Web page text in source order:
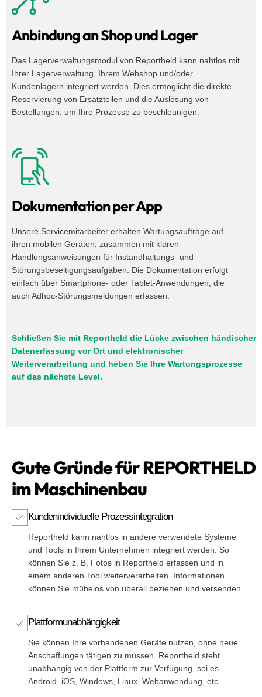
Anbindung an Shop und Lager
Das Lagerverwaltungsmodul von Reportheld kann nahtlos mit
Ihrer Lagerverwaltung, Ihrem Webshop und/oder
Kundenlagern integriert werden. Dies ermöglicht die direkte
Reservierung von Ersatzteilen und die Auslösung von
Bestellungen, um Ihre Prozesse zu beschleunigen.
Dokumentation per App
Unsere Servicemitarbeiter erhalten Wartungsaufträge auf
ihren mobilen Geräten, zusammen mit klaren
Handlungsanweisungen für Instandhaltungs- und
Störungsbeseitigungsaufgaben. Die Dokumentation erfolgt
einfach über Smartphone- oder Tablet-Anwendungen, die
auch Adhoc-Störungsmeldungen erfassen.
Schließen Sie mit Reportheld die Lücke zwischen händischer
Datenerfassung vor Ort und elektronischer
Weiterverarbeitung und heben Sie Ihre Wartungsprozesse
auf das nächste Level.
Gute Gründe für REPORTHELD
im Maschinenbau
Kundenindividuelle Prozessintegration
Reportheld kann nahtlos in andere verwendete Systeme
und Tools in Ihrem Unternehmen integriert werden. So
können Sie z. B. Fotos in Reportheld erfassen und in
einem anderen Tool weiterverarbeiten. Informationen
können Sie mühelos von überall beziehen und versenden.
Plattformunabhängigkeit
Sie können Ihre vorhandenen Geräte nutzen, ohne neue
Anschaffungen tätigen zu müssen. Reportheld steht
unabhängig von der Plattform zur Verfügung, sei es
Android, iOS, Windows, Linux, Webanwendung, etc.